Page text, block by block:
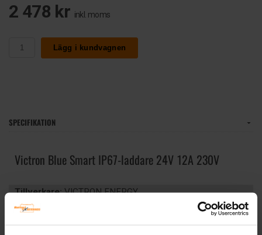
2 478 kr inkl. moms
Lägg i kundvagnen
SPECIFIKATION
Victron Blue Smart IP67-laddare 24V 12A 230V
Tillverkare:VICTRON ENERGY
Artikelnummer: